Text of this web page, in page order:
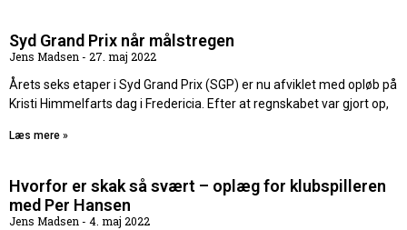
Syd Grand Prix når målstregen
Jens Madsen
27. maj 2022
Årets seks etaper i Syd Grand Prix (SGP) er nu afviklet med opløb på
Kristi Himmelfarts dag i Fredericia. Efter at regnskabet var gjort op,
Læs mere »
Hvorfor er skak så svært – oplæg for klubspilleren
med Per Hansen
Jens Madsen
4. maj 2022